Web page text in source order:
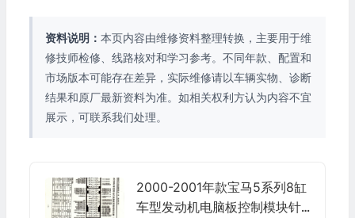
资料说明： 本页内容由维修资料整理转换，主要用于维
修技师检修、线路核对和学习参考。不同年款、配置和
市场版本可能存在差异，实际维修请以车辆实物、诊断
结果和原厂最新资料为准。如相关权利方认为内容不宜
展示，可联系我们处理。
2000-2001年款宝马5系列8缸
车型发动机电脑板控制模块针